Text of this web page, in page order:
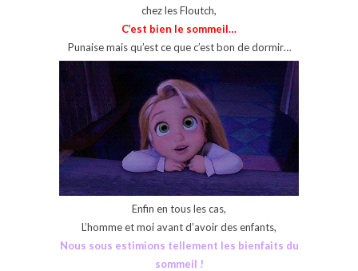
chez les Floutch,
C’est bien le sommeil…
Punaise mais qu’est ce que c’est bon de dormir…
Enfin en tous les cas,
L’homme et moi avant d’avoir des enfants,
Nous sous estimions tellement les bienfaits du
sommeil !